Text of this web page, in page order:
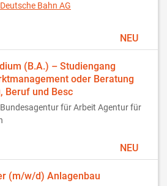
Deutsche Bahn AG
NEU
(B.A.) – Studiengang
oder Beratung
Beruf und Besc
Bundesagentur für Arbeit Agentur für
NEU
(m/w/d) Anlagenbau